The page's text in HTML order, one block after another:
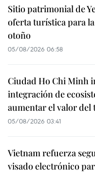
Sitio patrimonial de
oferta turística para
otoño
05/08/2026 06:58
Ciudad Ho Chi Minh
integración de
aumentar el valor del
05/08/2026 03:41
Vietnam refuerza
visado electrónico